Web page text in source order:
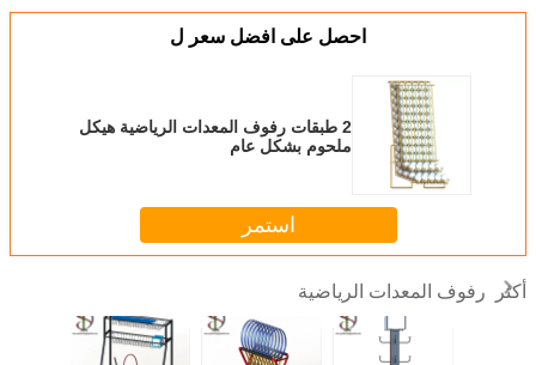
احصل على افضل سعر ل
2 طبقات رفوف المعدات الرياضية هيكل
ملحوم بشكل عام
استمر
أكثر رفوف المعدات الرياضية